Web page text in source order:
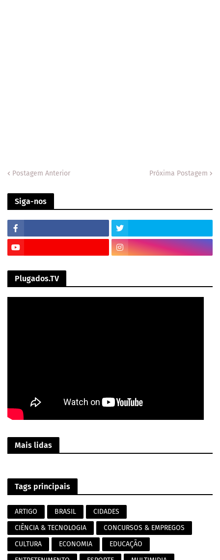
Postagem Anterior Próxima Postagem
Siga-nos
Plugados.TV
Mais lidas
Tags principais
ARTIGO BRASIL
CIDADES
CIÊNCIA & TECNOLOGIA
CONCURSOS & EMPREGOS
CULTURA
ECONOMIA
EDUCAÇÃO